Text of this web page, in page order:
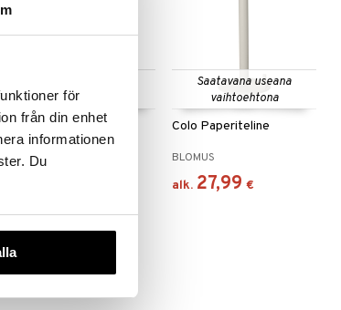
för
från din enhet
informationen
Du
vaihtoehtona
Wildlife Garden
Talouspaperiteline
WILDLIFE GARDEN
Saatavana useana
vaihtoehtona
Colo Paperiteline
BLOMUS
alk. 27,99 €